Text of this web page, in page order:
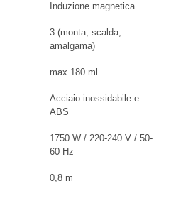
Induzione magnetica
3 (monta, scalda,
amalgama)
max 180 ml
Acciaio inossidabile e
ABS
1750 W / 220-240 V / 50-
60 Hz
0,8 m